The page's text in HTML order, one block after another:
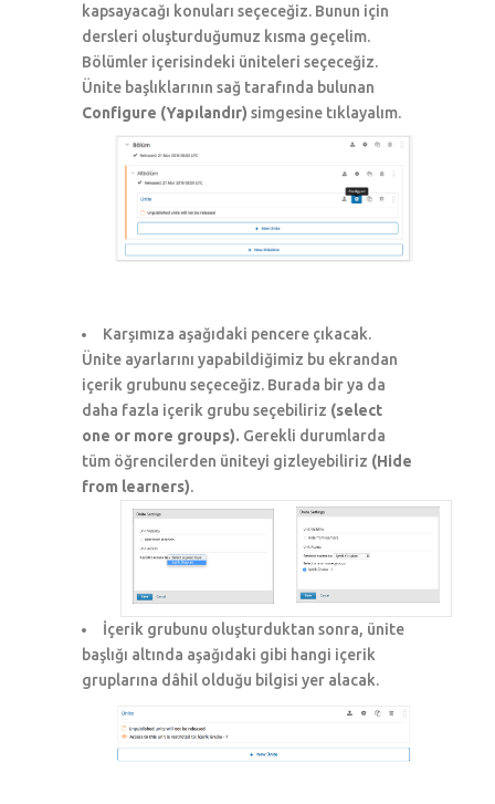
kapsayacağı konuları seçeceğiz. Bunun için
dersleri oluşturduğumuz kısma geçelim.
Bölümler içerisindeki üniteleri seçeceğiz.
Ünite başlıklarının sağ tarafında bulunan
Configure (Yapılandır) simgesine tıklayalım.
Karşımıza aşağıdaki pencere çıkacak.
Ünite ayarlarını yapabildiğimiz bu ekrandan
içerik grubunu seçeceğiz. Burada bir ya da
daha fazla içerik grubu seçebiliriz (select
one or more groups). Gerekli durumlarda
tüm öğrencilerden üniteyi gizleyebiliriz (Hide
from learners).
İçerik grubunu oluşturduktan sonra, ünite
başlığı altında aşağıdaki gibi hangi içerik
gruplarına dâhil olduğu bilgisi yer alacak.